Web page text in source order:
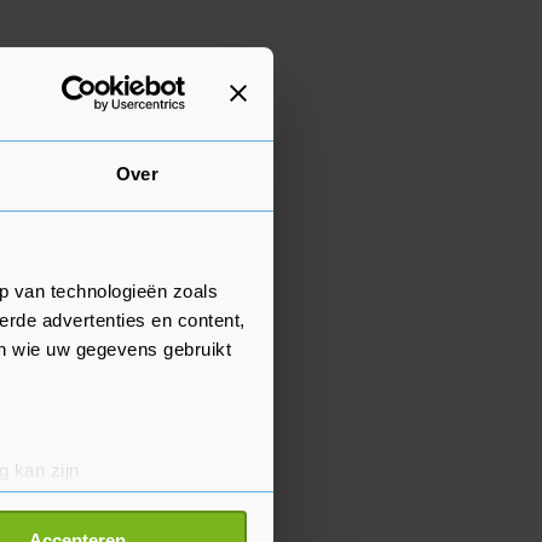
Over
van technologieën zoals
advertenties en content,
wie uw gegevens gebruikt
kan zijn
detailgedeelte